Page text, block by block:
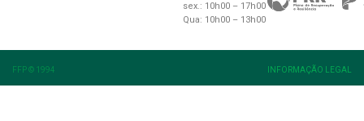
sex.: 10h00 – 17h00
Qua: 10h00 – 13h00
FFP © 1994 INFORMAÇÃO LEGAL